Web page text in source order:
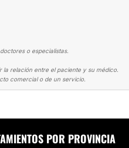
o especialistas.
relación entre el paciente y su médico.
comercial o de un servicio.
MAMARIO
POR PROVINCIA